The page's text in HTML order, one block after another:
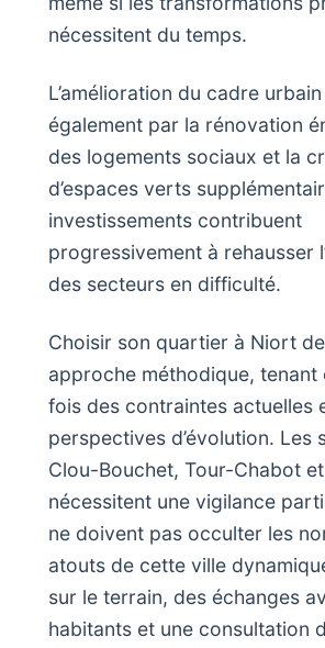
nécessitent du temps.
L’amélioration du cadre
également par la rénovation
des logements sociaux et la
d’espaces verts
investissements contribuent
progressivement à rehausser
des secteurs en difficulté.
Choisir son quartier à Niort
approche méthodique, tenant
fois des contraintes actuelles
perspectives d’évolution. Les
Clou-Bouchet, Tour-Chabot
nécessitent une vigilance
ne doivent pas occulter les
atouts de cette ville
sur le terrain, des échanges
habitants et une consultation